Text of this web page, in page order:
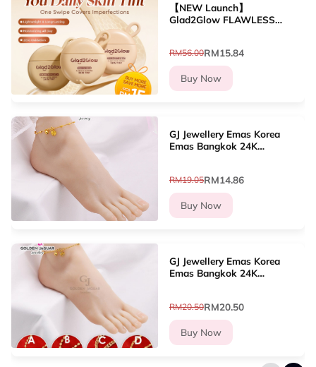
【NEW Launch】
Glad2Glow FLAWLESS
Long-Lasting
RM56.00RM15.84
Buy Now
GJ Jewellery Emas Korea
Emas Bangkok 24K
Papan/Papan Daun (26cm-
27cm) GA-10
RM19.05RM14.86
Buy Now
GJ Jewellery Emas Korea
Emas Bangkok 24K
Love/Jubin Love (26cm-
27cm) GA-7
RM20.50RM20.50
Buy Now